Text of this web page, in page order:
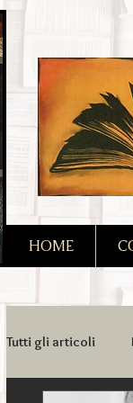
HOME
Tutti gli articoli